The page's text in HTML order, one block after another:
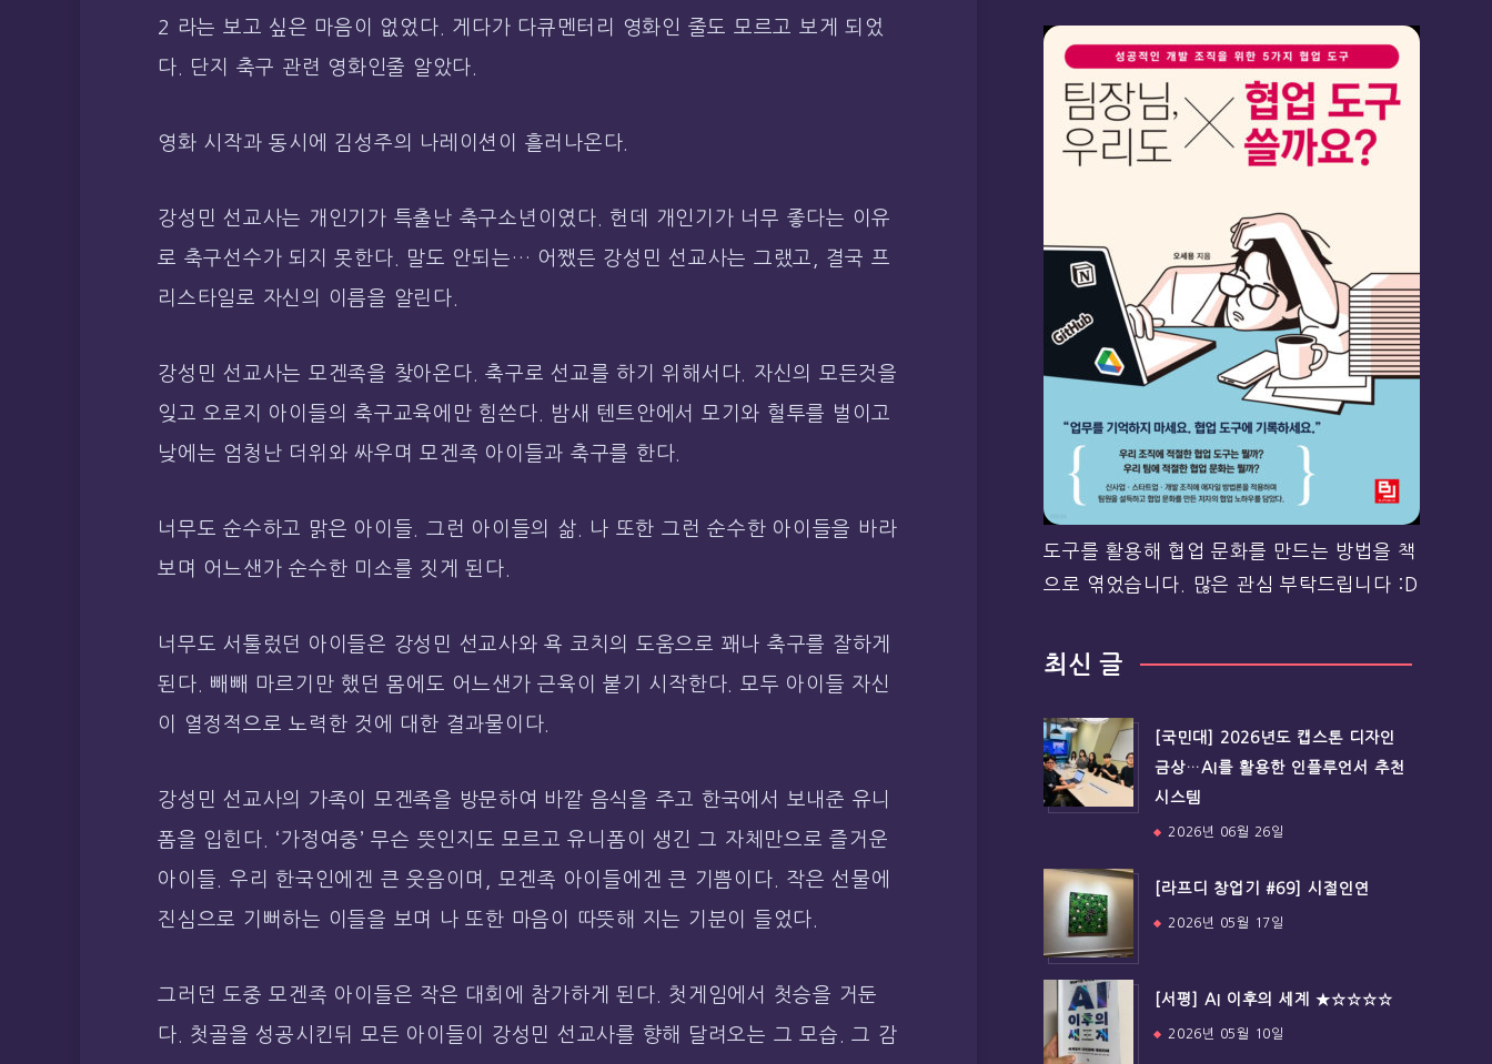
2 라는 보고 싶은 마음이 없었다. 게다가 다큐멘터리 영화인 줄도 모르고 보게 되었
다. 단지 축구 관련 영화인줄 알았다.
영화 시작과 동시에 김성주의 나레이션이 흘러나온다.
강성민 선교사는 개인기가 특출난 축구소년이였다. 헌데 개인기가 너무 좋다는 이유
로 축구선수가 되지 못한다. 말도 안되는… 어쨌든 강성민 선교사는 그랬고, 결국 프
리스타일로 자신의 이름을 알린다.
강성민 선교사는 모겐족을 찾아온다. 축구로 선교를 하기 위해서다. 자신의 모든것을
잊고 오로지 아이들의 축구교육에만 힘쓴다. 밤새 텐트안에서 모기와 혈투를 벌이고
낮에는 엄청난 더위와 싸우며 모겐족 아이들과 축구를 한다.
너무도 순수하고 맑은 아이들. 그런 아이들의 삶. 나 또한 그런 순수한 아이들을 바라
보며 어느샌가 순수한 미소를 짓게 된다.
너무도 서툴렀던 아이들은 강성민 선교사와 욕 코치의 도움으로 꽤나 축구를 잘하게
된다. 빼빼 마르기만 했던 몸에도 어느샌가 근육이 붙기 시작한다. 모두 아이들 자신
이 열정적으로 노력한 것에 대한 결과물이다.
강성민 선교사의 가족이 모겐족을 방문하여 바깥 음식을 주고 한국에서 보내준 유니
폼을 입힌다. ‘가정여중’ 무슨 뜻인지도 모르고 유니폼이 생긴 그 자체만으로 즐거운
아이들. 우리 한국인에겐 큰 웃음이며, 모겐족 아이들에겐 큰 기쁨이다. 작은 선물에
진심으로 기뻐하는 이들을 보며 나 또한 마음이 따뜻해 지는 기분이 들었다.
그러던 도중 모겐족 아이들은 작은 대회에 참가하게 된다. 첫게임에서 첫승을 거둔
다. 첫골을 성공시킨뒤 모든 아이들이 강성민 선교사를 향해 달려오는 그 모습. 그 감
도구를 활용해 협업 문화를 만드는 방법을 책
으로 엮었습니다. 많은 관심 부탁드립니다 :D
최신 글
[국민대] 2026년도 캡스톤 디자인
금상…AI를 활용한 인플루언서 추천
시스템
2026년 06월 26일
[라프디 창업기 #69] 시절인연
2026년 05월 17일
[서평] AI 이후의 세계 ★☆☆☆☆
2026년 05월 10일